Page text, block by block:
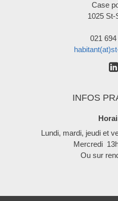
Case
1025 St-
021
INFOS
Lundi, mardi, jeudi et
Mercredi
Ou sur